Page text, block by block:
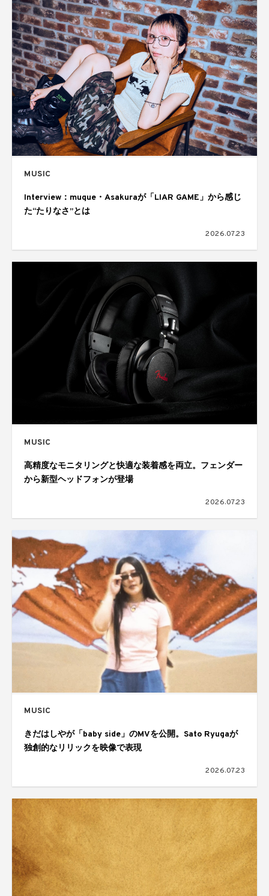
MUSIC
Interview：muque・Asakuraが「LIAR GAME」から感じ
た“たりなさ”とは
2026.07.23
MUSIC
高精度なモニタリングと快適な装着感を両立。フェンダー
から新型ヘッドフォンが登場
2026.07.23
MUSIC
きだはしやが「baby side」のMVを公開。Sato Ryugaが
独創的なリリックを映像で表現
2026.07.23